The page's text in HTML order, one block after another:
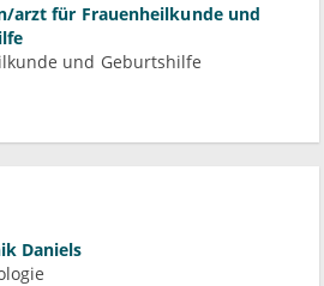
arzt für Frauenheilkunde und
und Geburtshilfe
Daniels